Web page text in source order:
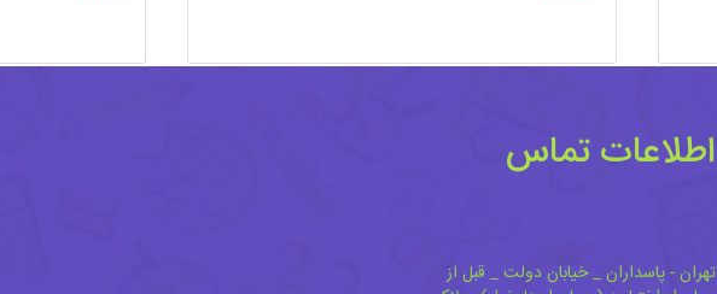
اطلاعات تماس
تهران - پاسداران _ خیابان دولت _ قبل از